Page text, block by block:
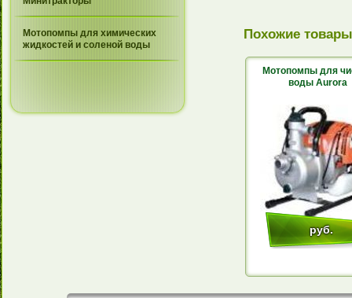
Мотопомпы для химических
жидкостей и соленой воды
Похожие товары
Мотопомпы для
воды Aurora
руб.